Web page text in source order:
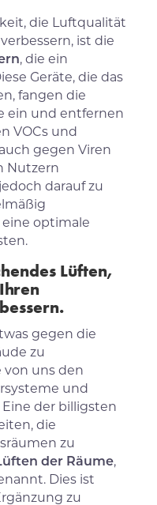
die Luftqualität
ist die
, die ein
Geräte, die das
fangen die
ein und entfernen
VOCs und
gegen Viren
Nutzern
darauf zu
optimale
Lüften,
gegen die
zu
uns den
und
der billigsten
die
zu
der Räume,
Dies ist
zu